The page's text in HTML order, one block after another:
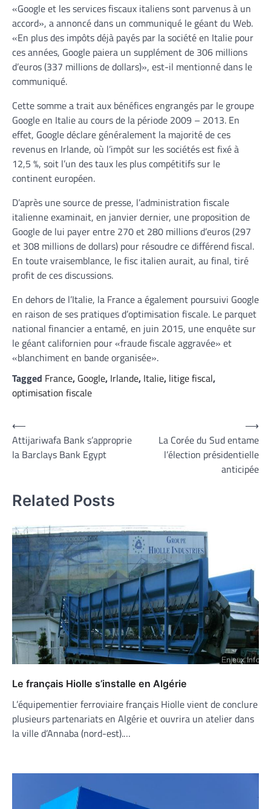
«Google et les services fiscaux italiens sont parvenus à un
accord», a annoncé dans un communiqué le géant du Web.
«En plus des impôts déjà payés par la société en Italie pour
ces années, Google paiera un supplément de 306 millions
d’euros (337 millions de dollars)», est-il mentionné dans le
communiqué.
Cette somme a trait aux bénéfices engrangés par le groupe
Google en Italie au cours de la période 2009 – 2013. En
effet, Google déclare généralement la majorité de ces
revenus en Irlande, où l’impôt sur les sociétés est fixé à
12,5 %, soit l’un des taux les plus compétitifs sur le
continent européen.
D’après une source de presse, l’administration fiscale
italienne examinait, en janvier dernier, une proposition de
Google de lui payer entre 270 et 280 millions d’euros (297
et 308 millions de dollars) pour résoudre ce différend fiscal.
En toute vraisemblance, le fisc italien aurait, au final, tiré
profit de ces discussions.
En dehors de l’Italie, la France a également poursuivi Google
en raison de ses pratiques d’optimisation fiscale. Le parquet
national financier a entamé, en juin 2015, une enquête sur
le géant californien pour «fraude fiscale aggravée» et
«blanchiment en bande organisée».
Tagged France, Google, Irlande, Italie, litige fiscal,
optimisation fiscale
Navigation
de
l’article
⟵
Attijariwafa Bank s’approprie
la Barclays Bank Egypt
La Corée du Sud entame
l’élection présidentielle
anticipée
⟶
Related Posts
Le français Hiolle s’installe en Algérie
L’équipementier ferroviaire français Hiolle vient de conclure
plusieurs partenariats en Algérie et ouvrira un atelier dans
la ville d’Annaba (nord-est).…